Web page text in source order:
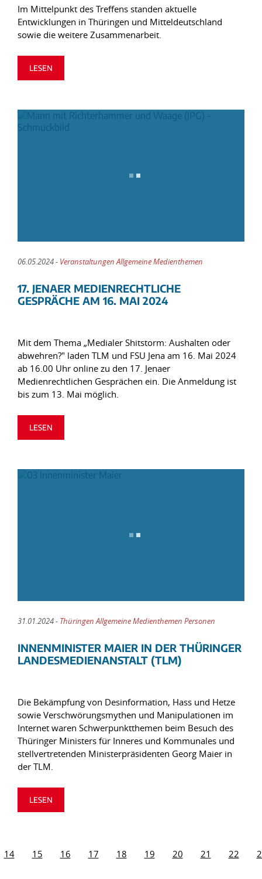
Im Mittelpunkt des Treffens standen aktuelle
Entwicklungen in Thüringen und Mitteldeutschland
sowie die weitere Zusammenarbeit.
LESEN
06.05.2024 - Veranstaltungen Allgemeine Medienthemen
17. JENAER MEDIENRECHTLICHE
GESPRÄCHE AM 16. MAI 2024
Mit dem Thema „Medialer Shitstorm: Aushalten oder
abwehren?" laden TLM und FSU Jena am 16. Mai 2024
ab 16.00 Uhr online zu den 17. Jenaer
Medienrechtlichen Gesprächen ein. Die Anmeldung ist
bis zum 13. Mai möglich.
LESEN
31.01.2024 - Thüringen Allgemeine Medienthemen Personen
INNENMINISTER MAIER IN DER THÜRINGER
LANDESMEDIENANSTALT (TLM)
Die Bekämpfung von Desinformation, Hass und Hetze
sowie Verschwörungsmythen und Manipulationen im
Internet waren Schwerpunktthemen beim Besuch des
Thüringer Ministers für Inneres und Kommunales und
stellvertretenden Ministerpräsidenten Georg Maier in
der TLM.
LESEN
14 15 16 17 18 19 20 21 22